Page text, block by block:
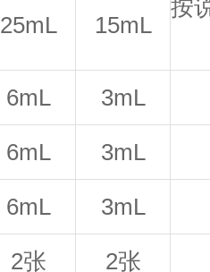
25mL 15mL
按
6mL 3mL
6mL 3mL
6mL 3mL
2张 2张